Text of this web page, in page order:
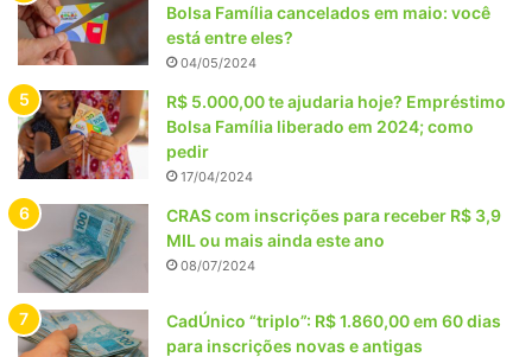
Bolsa Família cancelados em maio: você
está entre eles?
04/05/2024
R$ 5.000,00 te ajudaria hoje? Empréstimo
Bolsa Família liberado em 2024; como
pedir
17/04/2024
CRAS com inscrições para receber R$ 3,9
MIL ou mais ainda este ano
08/07/2024
CadÚnico “triplo”: R$ 1.860,00 em 60 dias
para inscrições novas e antigas